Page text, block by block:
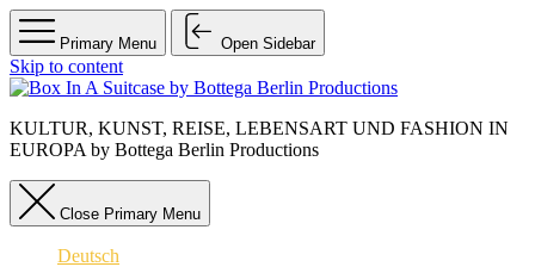
Primary Menu Open Sidebar
Skip to content
KULTUR, KUNST, REISE, LEBENSART UND FASHION IN
EUROPA by Bottega Berlin Productions
Close Primary Menu
Deutsch